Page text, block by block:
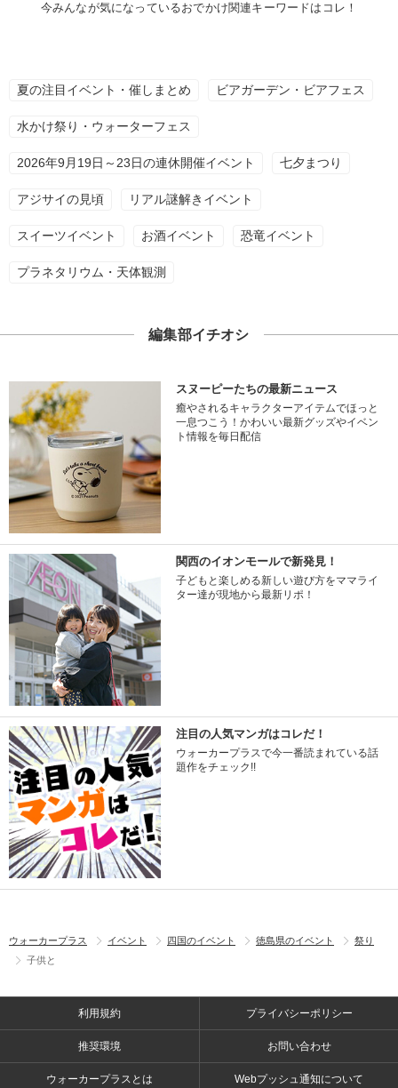
今みんなが気になっているおでかけ関連キーワードはコレ！
夏の注目イベント・催しまとめ ビアガーデン・ビアフェス
水かけ祭り・ウォーターフェス
2026年9月19日～23日の連休開催イベント 七夕まつり
アジサイの見頃 リアル謎解きイベント
スイーツイベント お酒イベント 恐竜イベント
プラネタリウム・天体観測
編集部イチオシ
スヌーピーたちの最新ニュース
癒やされるキャラクターアイテムでほっと
一息つこう！かわいい最新グッズやイベン
ト情報を毎日配信
関西のイオンモールで新発見！
子どもと楽しめる新しい遊び方をママライ
ター達が現地から最新リポ！
注目の人気マンガはコレだ！
ウォーカープラスで今一番読まれている話
題作をチェック!!
ウォーカープラス イベント 四国のイベント 徳島県のイベント
祭り
子供と
利用規約 プライバシーポリシー
推奨環境 お問い合わせ
ウォーカープラスとは Webプッシュ通知について